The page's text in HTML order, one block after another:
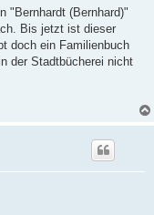
"Bernhardt (Bernhard)"
Bis jetzt ist dieser
doch ein Familienbuch
der Stadtbücherei nicht